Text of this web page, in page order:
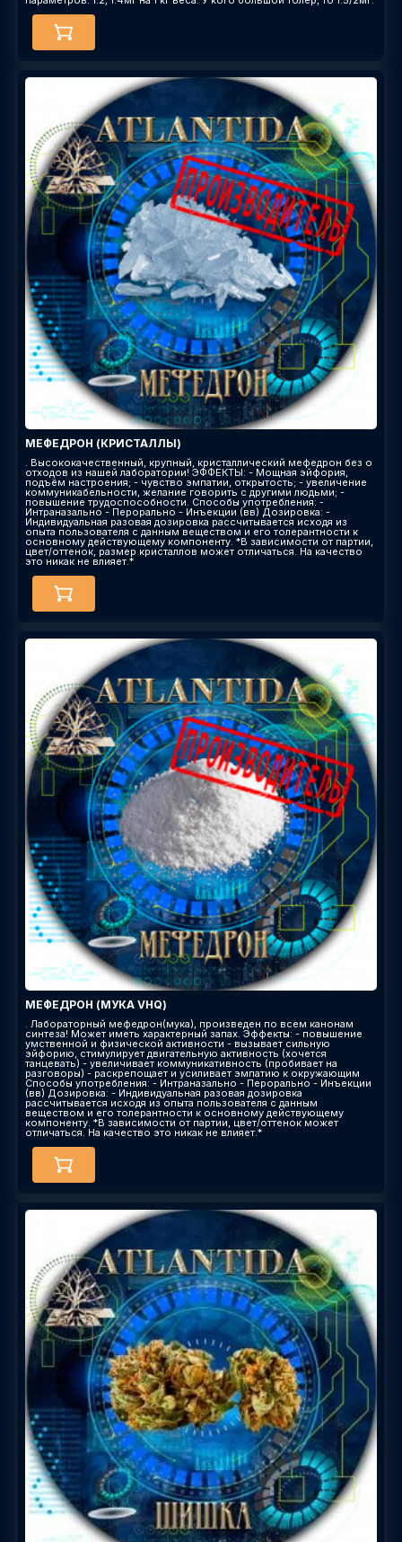
МЕФЕДРОН (КРИСТАЛЛЫ)
. Высококачественный, крупный, кристаллический мефедрон без о
отходов из нашей лаборатории! ЭФФЕКТЫ: - Мощная эйфория,
подъём настроения; - чувство эмпатии, открытость; - увеличение
коммуникабельности, желание говорить с другими людьми; -
повышение трудоспособности. Способы употребления: -
Интраназально - Перорально - Инъекции (вв) Дозировка: -
Индивидуальная разовая дозировка рассчитывается исходя из
опыта пользователя с данным веществом и его толерантности к
основному действующему компоненту. *В зависимости от партии,
цвет/оттенок, размер кристаллов может отличаться. На качество
это никак не влияет.*
МЕФЕДРОН (МУКА VHQ)
. Лабораторный мефедрон(мука), произведен по всем канонам
синтеза! Может иметь характерный запах. Эффекты: - повышение
умственной и физической активности - вызывает сильную
эйфорию, стимулирует двигательную активность (хочется
танцевать) - увеличивает коммуникативность (пробивает на
разговоры) - раскрепощает и усиливает эмпатию к окружающим
Способы употребления: - Интраназально - Перорально - Инъекции
(вв) Дозировка: - Индивидуальная разовая дозировка
рассчитывается исходя из опыта пользователя с данным
веществом и его толерантности к основному действующему
компоненту. *В зависимости от партии, цвет/оттенок может
отличаться. На качество это никак не влияет.*